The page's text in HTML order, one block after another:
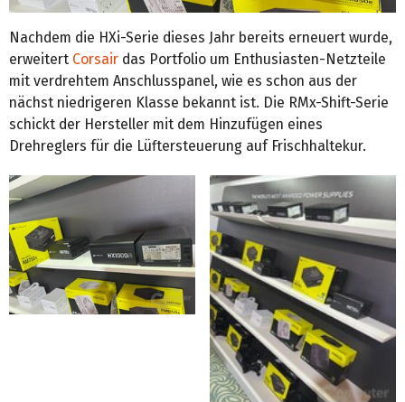
Nachdem die HXi-Serie dieses Jahr bereits erneuert wurde,
erweitert Corsair das Portfolio um Enthusiasten-Netzteile
mit verdrehtem Anschlusspanel, wie es schon aus der
nächst niedrigeren Klasse bekannt ist. Die RMx-Shift-Serie
schickt der Hersteller mit dem Hinzufügen eines
Drehreglers für die Lüftersteuerung auf Frischhaltekur.